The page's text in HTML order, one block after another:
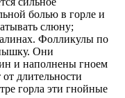
болью в горле и
слюну;
Фолликулы по
Они
и наполнены гноем
длительности
горла эти гнойные